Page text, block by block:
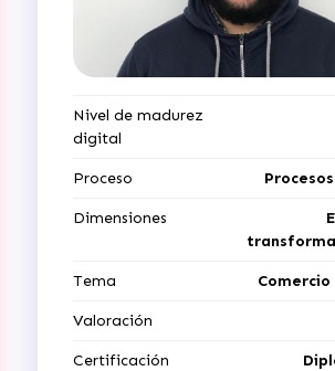
Nivel de madurez
digital
Proceso
Dimensiones
Tema
Valoración
Certificación